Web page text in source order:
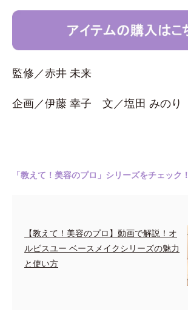
監修／赤井 未来
企画／伊藤 幸子 文／塩田 みのり
「教えて！美容のプロ」シリーズをチェック！
【教えて！美容のプロ】動画で解説！オ
ルビスユー ベースメイクシリーズの魅力
と使い方